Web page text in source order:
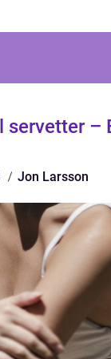
servetter –
Jon Larsson